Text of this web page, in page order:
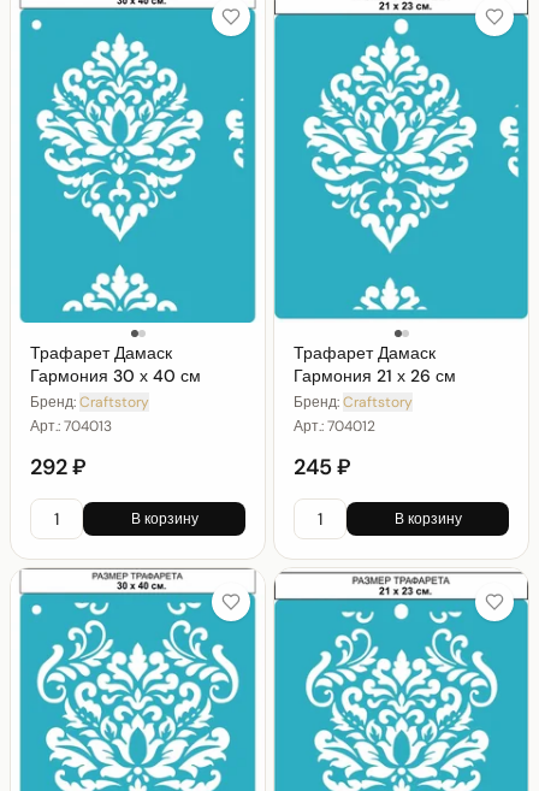
Трафарет Дамаск
Гармония 30 х 40 см
Бренд:Craftstory
Арт.:704013
292 ₽
В корзину
Трафарет Дамаск
Гармония 21 х 26 см
Бренд:Craftstory
Арт.:704012
245 ₽
В корзину